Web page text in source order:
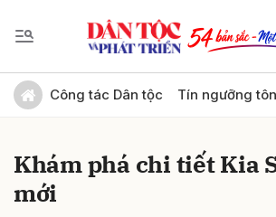
Công tác Dân tộc Tín ngưỡng
Khám phá chi tiết Kia
mới
Gửi bình luận